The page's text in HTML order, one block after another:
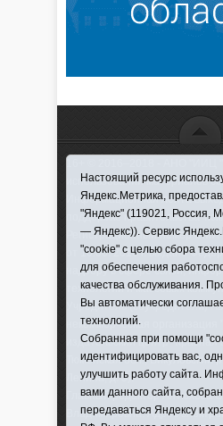
использовании материалов
Информационная лента
поддержке правительства
Регистрационный номер
от 10.06. 2016 г. выдано
надзору в сфере связи,
технологий и массовых
Учредитель (соучредители)
некоммерческая
издательский центр
Тюменская обл., Викуловский
Ленина, д. 5).
Главный редактор Антюхова
Владимировна. Адрес
Настоящий ресурс
Яндекс.Метрика,
"Яндекс" (119021, Россия,
— Яндекс)). Сервис
"cookie" с целью сбора
для обеспечения
качества обслуживания.
Вы автоматически
технологий.
Собранная при помощи
идентифицировать вас,
улучшить работу сайта.
вами данного сайта,
передаваться Яндексу и